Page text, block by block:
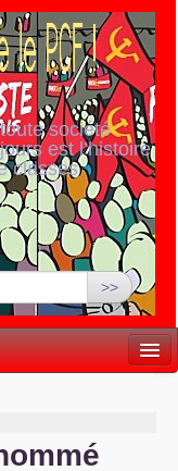
société
est l’histoire
classes
>>